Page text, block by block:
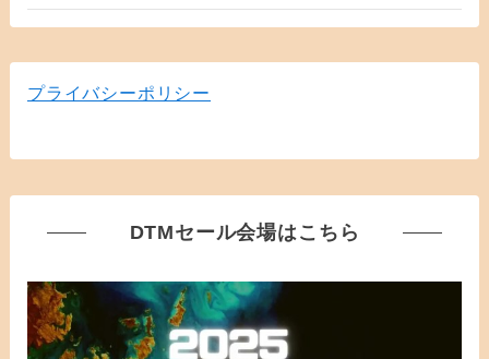
プライバシーポリシー
DTMセール会場はこちら